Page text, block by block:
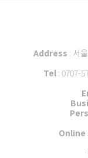
Address : 서
Tel : 0707-